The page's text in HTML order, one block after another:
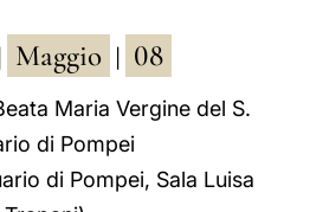
العربيّة
中文
LATINE
Maggio 08
Maria Vergine del S.
di Pompei
di Pompei, Sala Luisa